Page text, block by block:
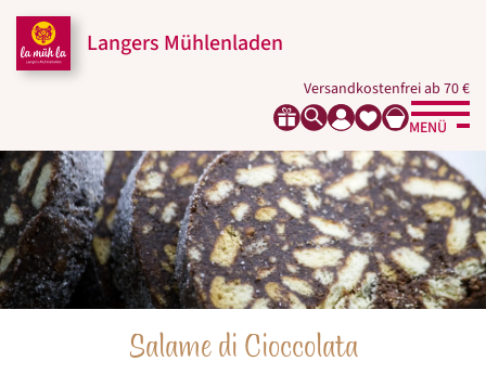
Seitenbereiche:
Zum
Inhalt
Zur
Hauptnavigation
Zur
FooternavigationLangers Mühlenladen
Versandkostenfrei ab 70 €
MENÜ
Salame di Cioccolata